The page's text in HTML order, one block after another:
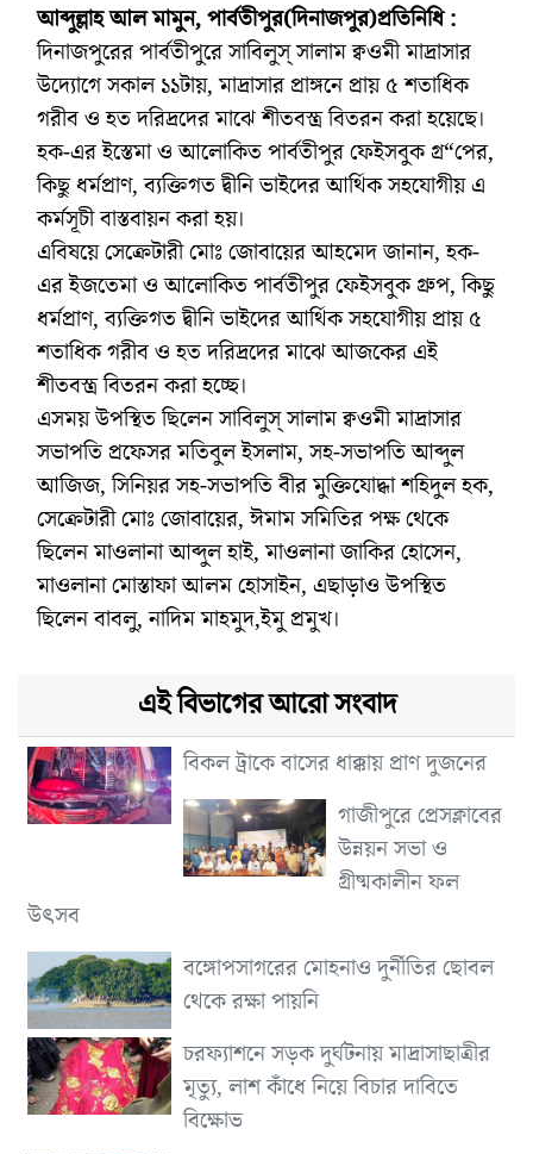
আব্দুল্লাহ আল মামুন, পার্বতীপুর(দিনাজপুর)প্রতিনিধি :
দিনাজপুরের পার্বতীপুরে সাবিলুস্ সালাম ক্বওমী মাদ্রাসার
উদ্যোগে সকাল ১১টায়, মাদ্রাসার প্রাঙ্গনে প্রায় ৫ শতাধিক
গরীব ও হত দরিদ্রদের মাঝে শীতবস্ত্র বিতরন করা হয়েছে।
হক-এর ইস্তেমা ও আলোকিত পার্বতীপুর ফেইসবুক গ্র“পের,
কিছু ধর্মপ্রাণ, ব্যক্তিগত দ্বীনি ভাইদের আর্থিক সহযোগীয় এ
কর্মসূচী বাস্তবায়ন করা হয়।
এবিষয়ে সেক্রেটারী মোঃ জোবায়ের আহমেদ জানান, হক-
এর ইজতেমা ও আলোকিত পার্বতীপুর ফেইসবুক গ্রুপ, কিছু
ধর্মপ্রাণ, ব্যক্তিগত দ্বীনি ভাইদের আর্থিক সহযোগীয় প্রায় ৫
শতাধিক গরীব ও হত দরিদ্রদের মাঝে আজকের এই
শীতবস্ত্র বিতরন করা হচ্ছে।
এসময় উপস্থিত ছিলেন সাবিলুস্ সালাম ক্বওমী মাদ্রাসার
সভাপতি প্রফেসর মতিবুল ইসলাম, সহ-সভাপতি আব্দুল
আজিজ, সিনিয়র সহ-সভাপতি বীর মুক্তিযোদ্ধা শহিদুল হক,
সেক্রেটারী মোঃ জোবায়ের, ঈমাম সমিতির পক্ষ থেকে
ছিলেন মাওলানা আব্দুল হাই, মাওলানা জাকির হোসেন,
মাওলানা মোস্তাফা আলম হোসাইন, এছাড়াও উপস্থিত
ছিলেন বাবলু, নাদিম মাহমুদ,ইমু প্রমুখ।
এই বিভাগের আরো সংবাদ
বিকল ট্রাকে বাসের ধাক্কায় প্রাণ দুজনের
গাজীপুরে প্রেসক্লাবের
উন্নয়ন সভা ও
গ্রীষ্মকালীন ফল
উৎসব
বঙ্গোপসাগরের মোহনাও দুর্নীতির ছোবল
থেকে রক্ষা পায়নি
চরফ্যাশনে সড়ক দুর্ঘটনায় মাদ্রাসাছাত্রীর
মৃত্যু, লাশ কাঁধে নিয়ে বিচার দাবিতে
বিক্ষোভ